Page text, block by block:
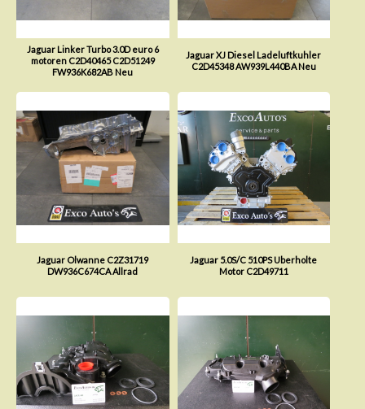
Jaguar Linker Turbo 3.0D euro 6
motoren C2D40465 C2D51249
FW936K682AB Neu
Jaguar XJ Diesel Ladeluftkuhler
C2D45348 AW939L440BA Neu
Jaguar Olwanne C2Z31719
DW936C674CA Allrad
Jaguar 5.0S/C 510PS Uberholte
Motor C2D49711